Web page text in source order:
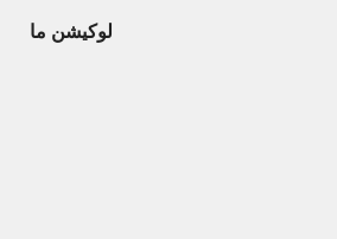
لوکیشن ما